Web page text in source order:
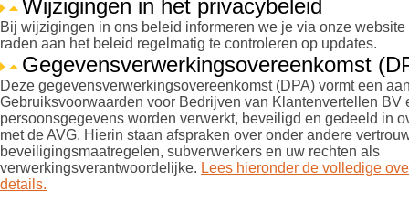
Wijzigingen in het privacybeleid
Bij wijzigingen in ons beleid informeren we je via onze website
raden aan het beleid regelmatig te controleren op updates.
Gegevensverwerkingsovereenkomst
Deze gegevensverwerkingsovereenkomst (DPA) vormt een
Gebruiksvoorwaarden voor Bedrijven van Klantenvertellen BV
persoonsgegevens worden verwerkt, beveiligd en gedeeld in
met de AVG. Hierin staan afspraken over onder andere
beveiligingsmaatregelen, subverwerkers en uw rechten als
verwerkingsverantwoordelijke. Lees hieronder de volledige
details.